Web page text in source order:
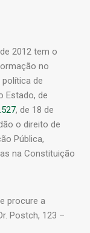
2012 tem o
no
de
Estado, de
, de 18 de
o direito de
Pública,
na Constituição
procure a
Postch, 123 –